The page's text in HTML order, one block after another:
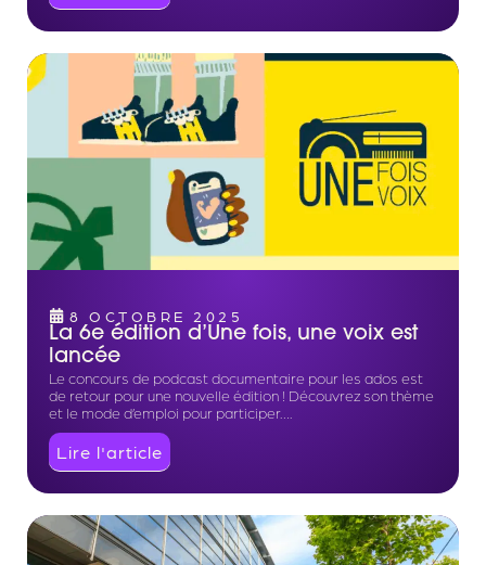
8 OCTOBRE 2025
La 6e édition d’Une fois, une voix est
lancée
Le concours de podcast documentaire pour les ados est
de retour pour une nouvelle édition ! Découvrez son thème
et le mode d’emploi pour participer….
Lire l'article